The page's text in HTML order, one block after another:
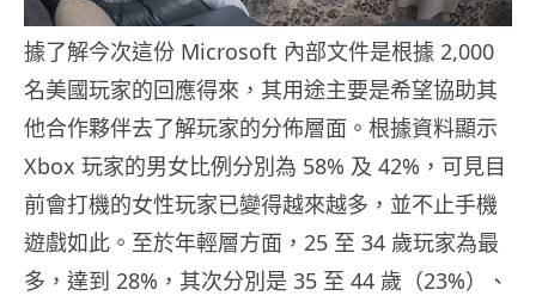
據了解今次這份 Microsoft 內部文件是根據 2,000
名美國玩家的回應得來，其用途主要是希望協助其
他合作夥伴去了解玩家的分佈層面。根據資料顯示
Xbox 玩家的男女比例分別為 58% 及 42%，可見目
前會打機的女性玩家已變得越來越多，並不止手機
遊戲如此。至於年輕層方面，25 至 34 歲玩家為最
多，達到 28%，其次分別是 35 至 44 歲（23%）、